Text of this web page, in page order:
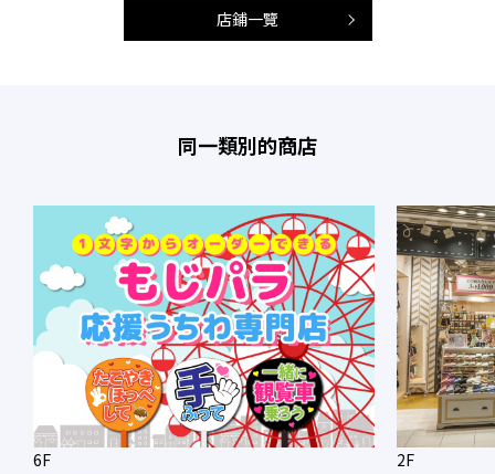
店鋪一覽
同一類別的商店
6F
2F